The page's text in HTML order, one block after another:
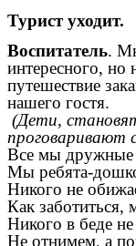
Турист уходит.
Воспитатель.
интересного, но
путешествие
нашего гостя.
(Дети,
проговаривают
Все мы дружные
Мы ребята-
Никого не
Как заботиться,
Никого в беде
Не отнимем, а